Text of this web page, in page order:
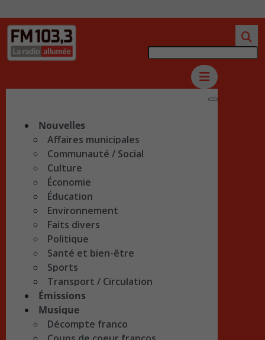
Nouvelles
Affaires municipales
Communauté / Social
Culture
Économie
Éducation
Environnement
Faits divers
Politique
Santé et bien-être
Sports
Transport / Circulation
Émissions
Musique
Décompte franco